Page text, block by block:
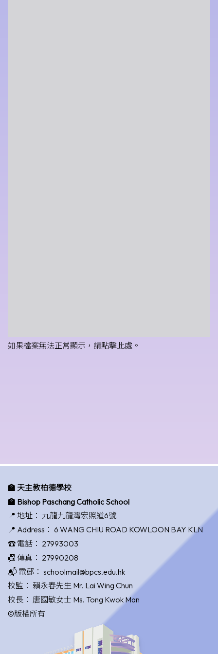
如果檔案無法正常顯示，請點擊此處。
🏫 天主教柏德學校
🏫 Bishop Paschang Catholic School
📍 地址： 九龍九龍灣宏照道6號
📍 Address： 6 WANG CHIU ROAD KOWLOON BAY KLN
☎️ 電話： 27993003
📠 傳真： 27990208
📬 電郵： schoolmail@bpcs.edu.hk
校監： 賴永春先生 Mr. Lai Wing Chun
校長： 唐國敏女士 Ms. Tong Kwok Man
©版權所有